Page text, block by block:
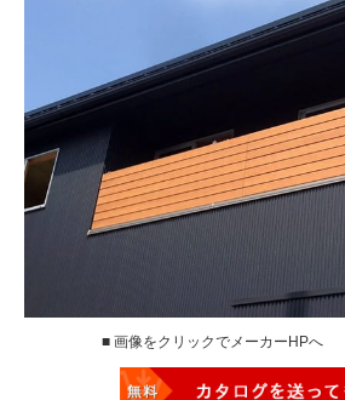
■ 画像をクリックでメーカーHPへ